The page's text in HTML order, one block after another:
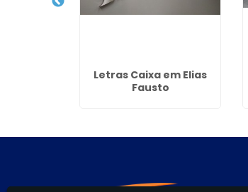
Letras Caixa em Elias
Fausto